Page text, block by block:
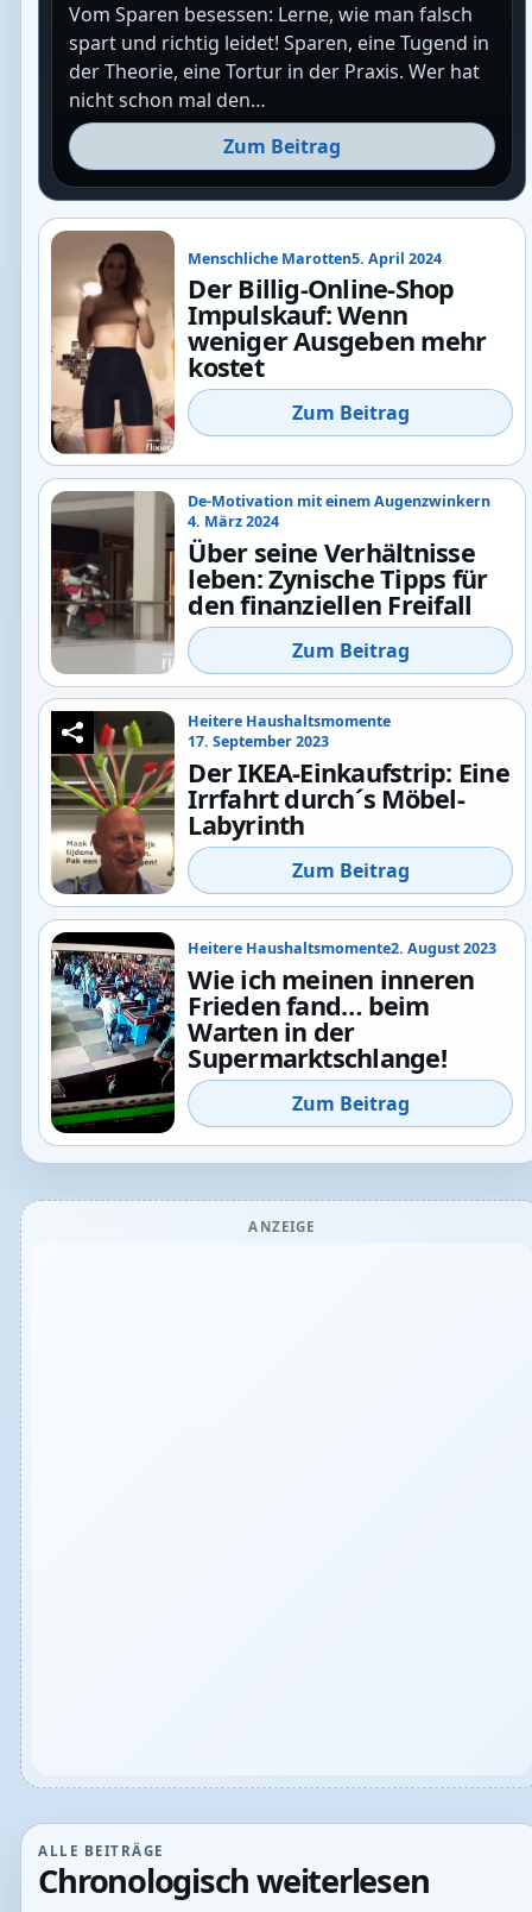
Vom Sparen besessen: Lerne, wie man falsch
spart und richtig leidet! Sparen, eine Tugend in
der Theorie, eine Tortur in der Praxis. Wer hat
nicht schon mal den…
Zum Beitrag
Menschliche Marotten5. April 2024
Der Billig-Online-Shop
Impulskauf: Wenn
weniger Ausgeben mehr
kostet
Zum Beitrag
De-Motivation mit einem Augenzwinkern
4. März 2024
Über seine Verhältnisse
leben: Zynische Tipps für
den finanziellen Freifall
Zum Beitrag
Heitere Haushaltsmomente
17. September 2023
Der IKEA-Einkaufstrip: Eine
Irrfahrt durch´s Möbel-
Labyrinth
Zum Beitrag
Heitere Haushaltsmomente2. August 2023
Wie ich meinen inneren
Frieden fand… beim
Warten in der
Supermarktschlange!
Zum Beitrag
ANZEIGE
ALLE BEITRÄGE
Chronologisch weiterlesen